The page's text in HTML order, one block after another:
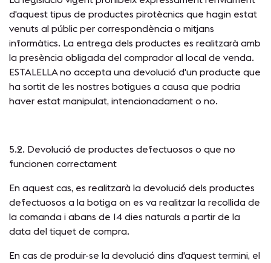
d'aquest tipus de productes pirotècnics que hagin estat
venuts al públic per correspondència o mitjans
informàtics. La entrega dels productes es realitzarà amb
la presència obligada del comprador al local de venda.
ESTALELLA no accepta una devolució d'un producte que
ha sortit de les nostres botigues a causa que podria
haver estat manipulat, intencionadament o no.
5.2. Devolució de productes defectuosos o que no
funcionen correctament
En aquest cas, es realitzarà la devolució dels productes
defectuosos a la botiga on es va realitzar la recollida de
la comanda i abans de 14 dies naturals a partir de la
data del tiquet de compra.
En cas de produir-se la devolució dins d'aquest termini, el